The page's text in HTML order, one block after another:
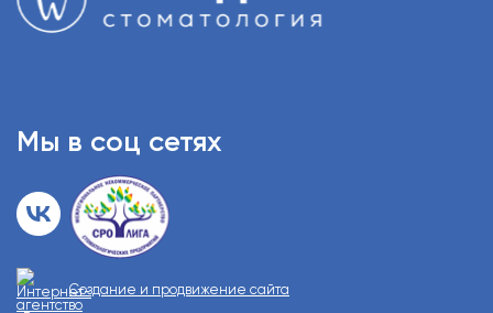
Мы в соц сетях
Создание и продвижение сайта